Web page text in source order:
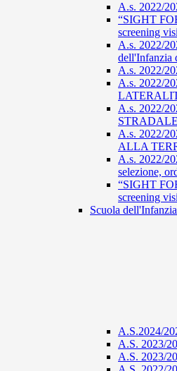
A.s. 2022/
“SIGHT
screening
A.s. 2022/
dell'Infanzia
A.s. 2022/
A.s. 2022/
A.s. 2022/
STRADALE
A.s. 2022/
ALLA
A.s. 2022/
selezione,
“SIGHT
screening
Scuola
A.S.2024/
A.S. 2023/
A.S. 2023/